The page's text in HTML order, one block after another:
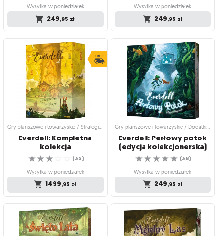
Wysyłka w poniedziałek
249,95 zł
Gry planszowe i towarzyskie / Dodatki
do gier
Everdell: Stacja Nowoliść
Odwiedź Nowoliść, zobacz zabytki i
weź udział w atrakcyjnych
wydarzeniach!
☆
☆
☆
☆
☆
Wysyłka w poniedziałek
249,95 zł
Wysyłka w poniedziałek
249,95 zł
Gry planszowe i towarzyskie / Dodatki
do gier
Everdell: Zimowy szczyt
(edycja kolekcjonerska)
Wznieś się na wyżyny i zostań
bohaterem Everdell!
☆
☆
☆
☆
☆ (39)
Wysyłka w poniedziałek
249 ,95 zł
Gry planszowe i towarzyskie / Strategiczne gry planszowe
Everdell: Kompletna
kolekcja
☆
☆
☆ (35)
Wysyłka w poniedziałek
1499,95 zł
Gry planszowe i towarzyskie /
Strategiczne gry planszowe
Everdell: Kompletna
kolekcja
Gry planszowe i towarzyskie / Dodatki do gier
Everdell: Perłowy potok
(edycja kolekcjonerska)
☆
☆
☆
☆
☆ (38)
Wysyłka w poniedziałek
249,95 zł
Gry planszowe i towarzyskie / Dodatki
do gier
Everdell: Perłowy potok
(edycja kolekcjonerska)